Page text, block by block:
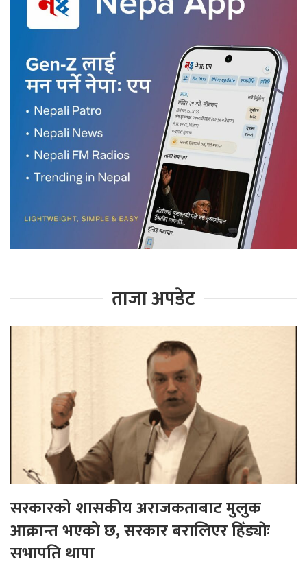
ताजा अपडेट
सरकारको शासकीय अराजकताबाट मुलुक
आक्रान्त भएको छ, सरकार बरालिएर हिँड्याेः
सभापति थापा